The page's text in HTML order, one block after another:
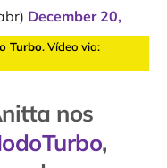
December 20,
Turbo. Vídeo via:
nos
,